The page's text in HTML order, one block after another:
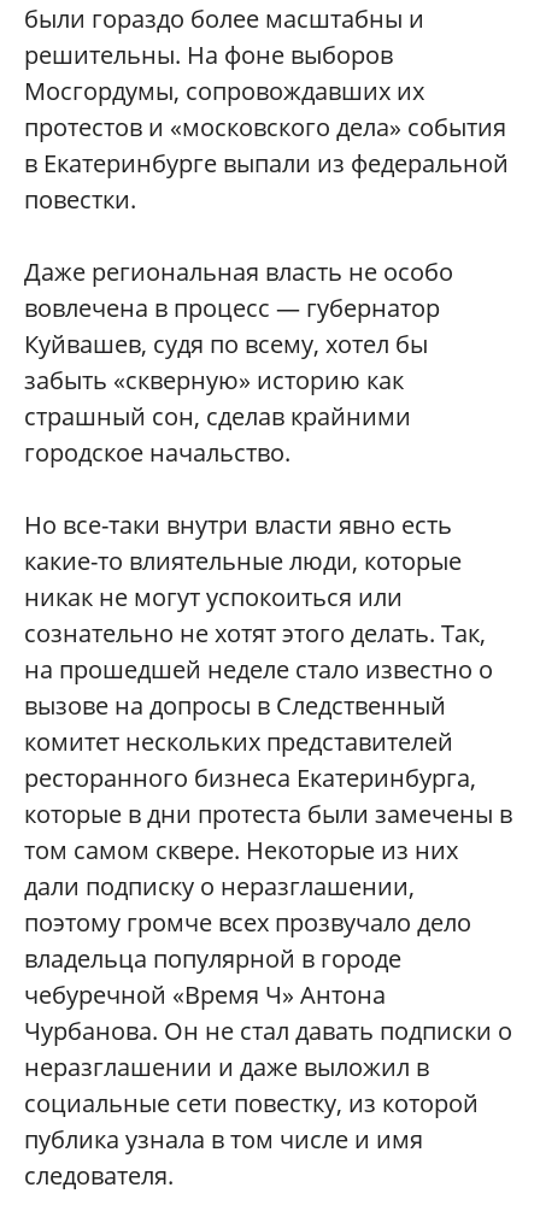
были гораздо более масштабны и
решительны. На фоне выборов
Мосгордумы, сопровождавших их
протестов и «московского дела» события
в Екатеринбурге выпали из федеральной
повестки.
Даже региональная власть не особо
вовлечена в процесс — губернатор
Куйвашев, судя по всему, хотел бы
забыть «скверную» историю как
страшный сон, сделав крайними
городское начальство.
Но все-таки внутри власти явно есть
какие-то влиятельные люди, которые
никак не могут успокоиться или
сознательно не хотят этого делать. Так,
на прошедшей неделе стало известно о
вызове на допросы в Следственный
комитет нескольких представителей
ресторанного бизнеса Екатеринбурга,
которые в дни протеста были замечены в
том самом сквере. Некоторые из них
дали подписку о неразглашении,
поэтому громче всех прозвучало дело
владельца популярной в городе
чебуречной «Время Ч» Антона
Чурбанова. Он не стал давать подписки о
неразглашении и даже выложил в
социальные сети повестку, из которой
публика узнала в том числе и имя
следователя.